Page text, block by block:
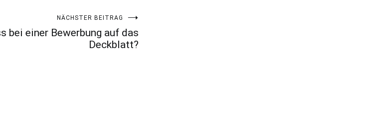
NÄCHSTER BEITRAG
bei einer Bewerbung auf das
Deckblatt?